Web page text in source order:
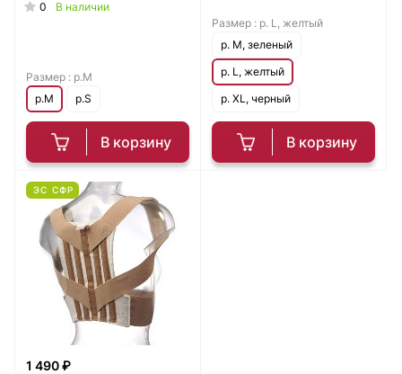
0 В наличии
В корзину
Размер : р.M
р.M
р.S
В корзину
Размер : р. L, желтый
р. M, зеленый
р. L, желтый
р. XL, черный
ЭС СФР
1 490 ₽